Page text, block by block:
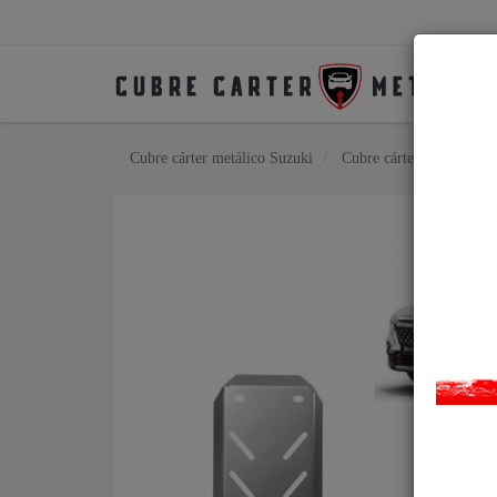
Cubre cárter metálico Suzuki Cubre cárter metálico